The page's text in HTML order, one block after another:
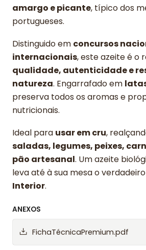
amargo e picante, típico dos
portugueses.
Distinguido em concursos
internacionais, este azeite é o
qualidade, autenticidade e
natureza. Engarrafado em
preserva todos os aromas e
nutricionais.
Ideal para usar em cru,
saladas, legumes, peixes,
pão artesanal. Um azeite
leva até à sua mesa o
Interior.
ANEXOS
FichaTécnicaPremium.pdf